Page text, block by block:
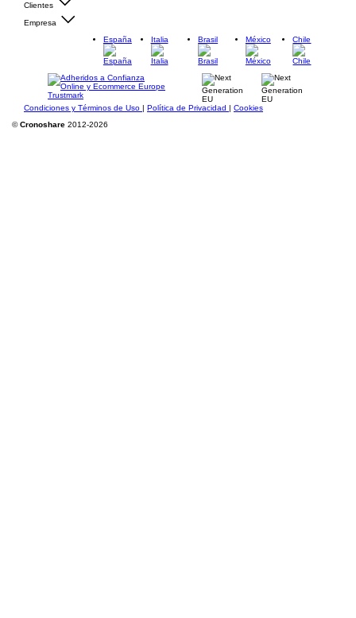
Clientes
Empresa
España
Italia Brasil México Chile
Condiciones y Términos de Uso | Política de Privacidad | Cookies
©Cronoshare 2012-2026